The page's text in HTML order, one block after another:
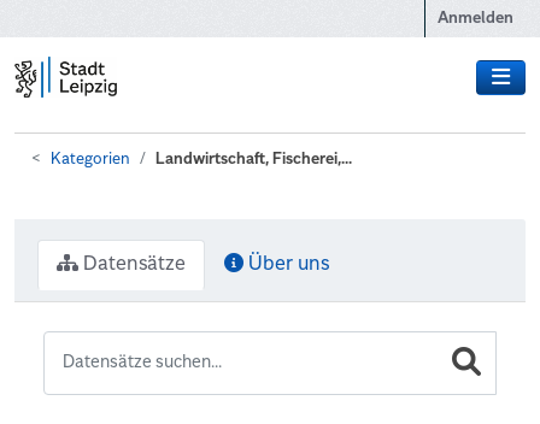
Anmelden
Kategorien Landwirtschaft, Fischerei,...
Datensätze Über uns